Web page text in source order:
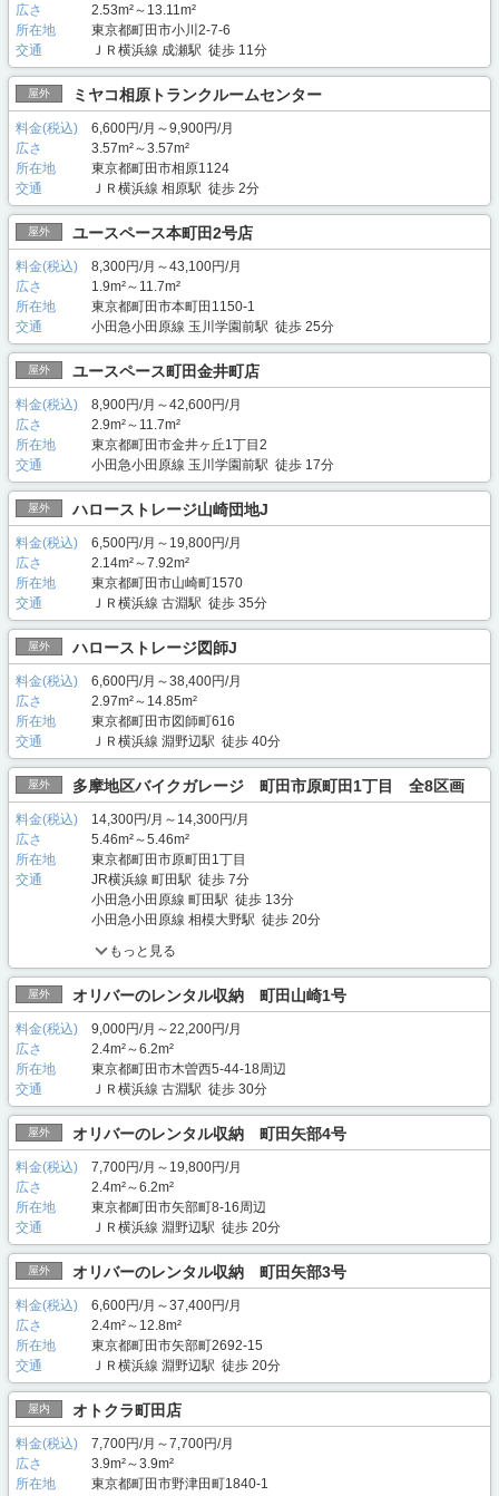
広さ
2.53m²～13.11m²
所在地
東京都町田市小川2-7-6
交通
ＪＲ横浜線 成瀬駅 徒歩 11分
屋外 ミヤコ相原トランクルームセンター
料金(税込)
6,600円/月～9,900円/月
広さ
3.57m²～3.57m²
所在地
東京都町田市相原1124
交通
ＪＲ横浜線 相原駅 徒歩 2分
屋外 ユースペース本町田2号店
料金(税込)
8,300円/月～43,100円/月
広さ
1.9m²～11.7m²
所在地
東京都町田市本町田1150-1
交通
小田急小田原線 玉川学園前駅 徒歩 25分
屋外 ユースペース町田金井町店
料金(税込)
8,900円/月～42,600円/月
広さ
2.9m²～11.7m²
所在地
東京都町田市金井ヶ丘1丁目2
交通
小田急小田原線 玉川学園前駅 徒歩 17分
屋外 ハローストレージ山崎団地J
料金(税込)
6,500円/月～19,800円/月
広さ
2.14m²～7.92m²
所在地
東京都町田市山崎町1570
交通
ＪＲ横浜線 古淵駅 徒歩 35分
屋外 ハローストレージ図師J
料金(税込)
6,600円/月～38,400円/月
広さ
2.97m²～14.85m²
所在地
東京都町田市図師町616
交通
ＪＲ横浜線 淵野辺駅 徒歩 40分
屋外 多摩地区バイクガレージ 町田市原町田1丁目 全8区画
料金(税込)
14,300円/月～14,300円/月
広さ
5.46m²～5.46m²
所在地
東京都町田市原町田1丁目
交通
JR横浜線 町田駅 徒歩 7分
小田急小田原線 町田駅 徒歩 13分
小田急小田原線 相模大野駅 徒歩 20分
もっと見る
屋外 オリバーのレンタル収納 町田山崎1号
料金(税込)
9,000円/月～22,200円/月
広さ
2.4m²～6.2m²
所在地
東京都町田市木曽西5-44-18周辺
交通
ＪＲ横浜線 古淵駅 徒歩 30分
屋外 オリバーのレンタル収納 町田矢部4号
料金(税込)
7,700円/月～19,800円/月
広さ
2.4m²～6.2m²
所在地
東京都町田市矢部町8-16周辺
交通
ＪＲ横浜線 淵野辺駅 徒歩 20分
屋外 オリバーのレンタル収納 町田矢部3号
料金(税込)
6,600円/月～37,400円/月
広さ
2.4m²～12.8m²
所在地
東京都町田市矢部町2692-15
交通
ＪＲ横浜線 淵野辺駅 徒歩 20分
屋内 オトクラ町田店
料金(税込)
7,700円/月～7,700円/月
広さ
3.9m²～3.9m²
所在地
東京都町田市野津田町1840-1